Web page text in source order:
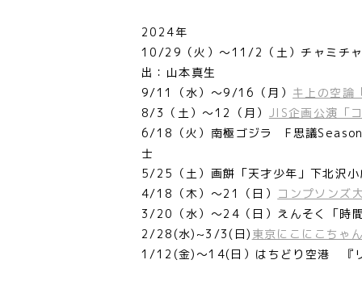
2024年
10/29（火）～11/2（土）チャミチャ
出：山本真生
9/11（水）～9/16（月） キ上の空論
8/3（土）～12（月） JIS企画公演「
6/18（火）南極ゴジラ F思議
士
5/25（土）画餅「天才少年」下北沢
4/18（木）～21（日） コンプソンズ
3/20（水）～24（日）えんそく「時
2/28(水)~3/3(日) 東京にこにこちゃ
1/12(金)～14(日）はちどり空港 『リ